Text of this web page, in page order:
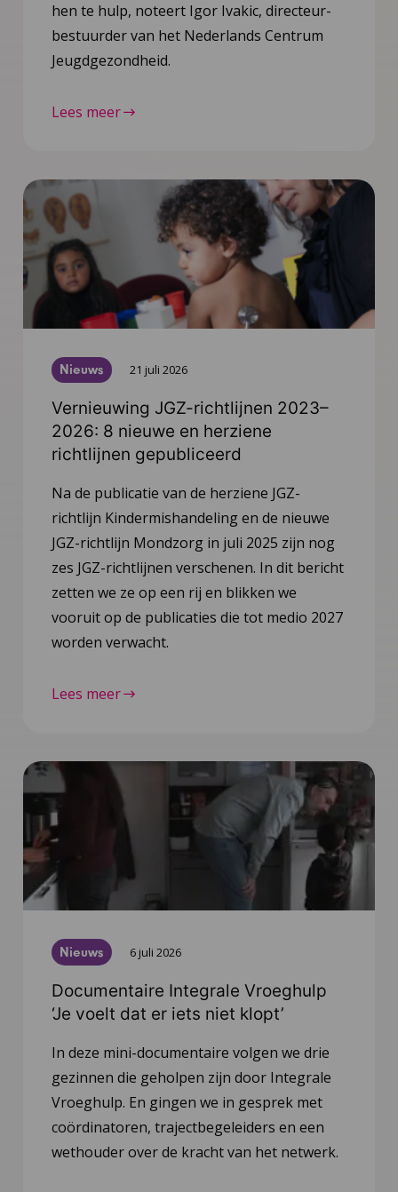
hen te hulp, noteert Igor Ivakic, directeur-
bestuurder van het Nederlands Centrum
Jeugdgezondheid.
Lees meer
Nieuws 21 juli 2026
Vernieuwing JGZ-richtlijnen 2023–
2026: 8 nieuwe en herziene
richtlijnen gepubliceerd
Na de publicatie van de herziene JGZ-
richtlijn Kindermishandeling en de nieuwe
JGZ-richtlijn Mondzorg in juli 2025 zijn nog
zes JGZ-richtlijnen verschenen. In dit bericht
zetten we ze op een rij en blikken we
vooruit op de publicaties die tot medio 2027
worden verwacht.
Lees meer
Nieuws 6 juli 2026
Documentaire Integrale Vroeghulp
‘Je voelt dat er iets niet klopt’
In deze mini-documentaire volgen we drie
gezinnen die geholpen zijn door Integrale
Vroeghulp. En gingen we in gesprek met
coördinatoren, trajectbegeleiders en een
wethouder over de kracht van het netwerk.